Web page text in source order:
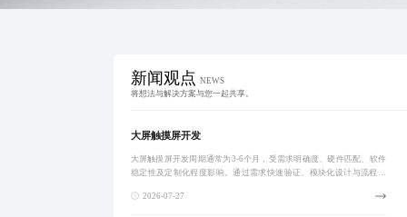
新闻观点 NEWS
将想法与解决方案与您一起共享。
大屏触摸屏开发
大屏触摸屏开发周期通常为3-6个月，受需求明确度、硬件匹配、软件
稳定性及定制化程度影响。通过需求快速验证、模块化设计与流程优
等场景，强
2026-07-27